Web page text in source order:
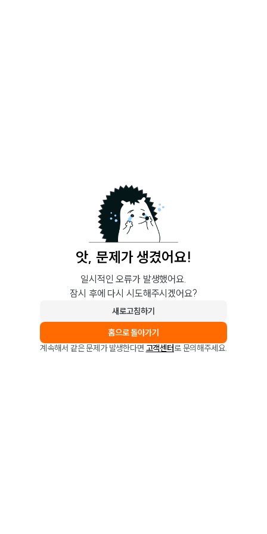
앗, 문제가 생겼어요!
일시적인 오류가 발생했어요.
잠시 후에 다시 시도해주시겠어요?
새로고침하기
홈으로 돌아가기
계속해서 같은 문제가 발생한다면 고객센터로 문의해주세요.